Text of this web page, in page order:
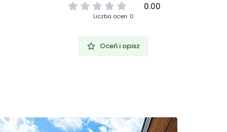
0.00
Liczba ocen: 0
Oceń i opisz